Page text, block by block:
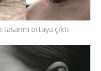
ortaya çıktı